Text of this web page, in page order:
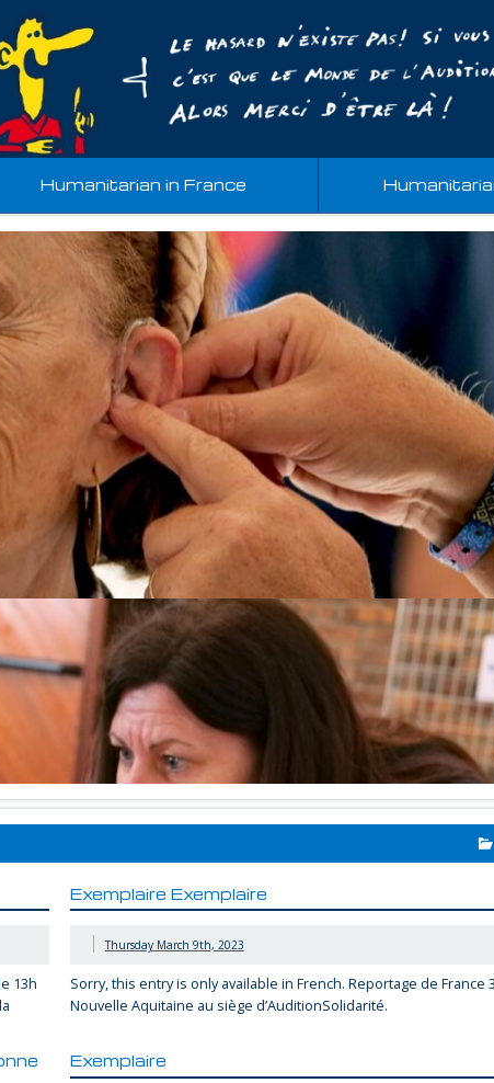
Humanitarian in France
13h
Exemplaire Exemplaire
Thursday March 9th, 2023
Sorry, this entry is only available in French. Reportage de France 3
Nouvelle Aquitaine au siège d’AuditionSolidarité.
Exemplaire